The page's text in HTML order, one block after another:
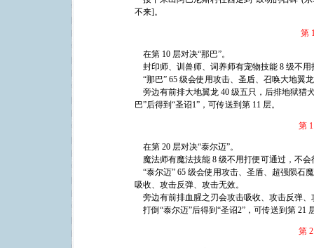
不来]。
第
在第 10 层对决“那巴”。
封印师、训兽师、词养师有宠物技能 8 级不
“那巴” 65 级会使用攻击、圣盾、召唤大地翼
旁边有前排大地翼龙 40 级五只，后排地狱猎
巴”后得到“圣诏1”，可传送到第 11 层。
第
在第 20 层对决“泰尔迈”。
魔法师有魔法技能 8 级不用打便可通过，不会
“泰尔迈” 65 级会使用攻击、圣盾、超强陨石
吸收、攻击反弹、攻击无效。
旁边有前排血腥之刃会攻击吸收、攻击反弹、
打倒“泰尔迈”后得到“圣诏2”，可传送到第 21
第